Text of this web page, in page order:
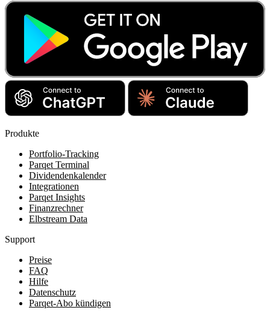
Produkte
Portfolio-Tracking
Parqet Terminal
Dividendenkalender
Integrationen
Parqet Insights
Finanzrechner
Elbstream Data
Support
Preise
FAQ
Hilfe
Datenschutz
Parqet-Abo kündigen